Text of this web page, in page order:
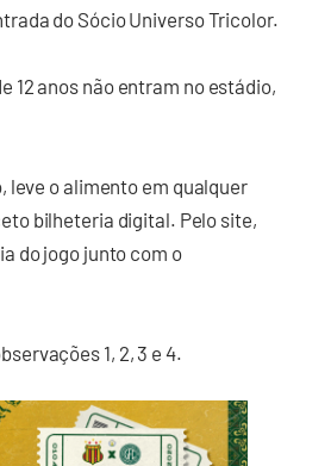
do Sócio Universo Tricolor.
12 anos não entram no estádio,
leve o alimento em qualquer
bilheteria digital. Pelo site,
do jogo junto com o
1, 2, 3 e 4.